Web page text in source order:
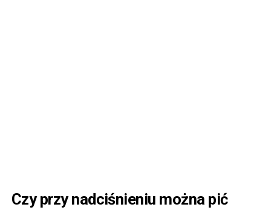
Czy przy nadciśnieniu można pić